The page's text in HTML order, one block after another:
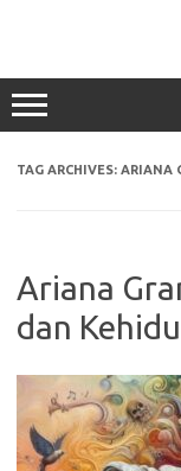
TAG ARCHIVES: ARIANA
Ariana
dan